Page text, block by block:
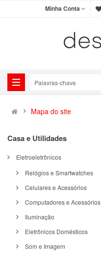
Minha Conta
Mapa do site
Casa e Utilidades
Eletroeletrônicos
Relógios e Smartwatches
Celulares e Acessórios
Computadores e Acessórios
Iluminação
Eletrônicos Domésticos
Som e Imagem